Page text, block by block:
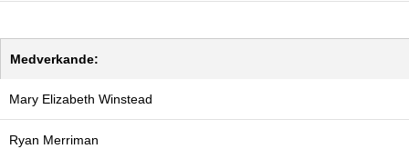
Medverkande:
Mary Elizabeth Winstead
Ryan Merriman